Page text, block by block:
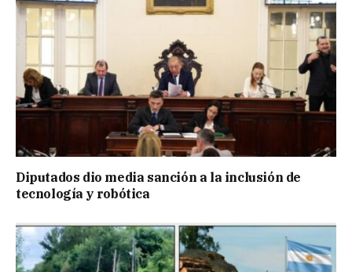
Diputados dio media sanción a la inclusión de
tecnología y robótica